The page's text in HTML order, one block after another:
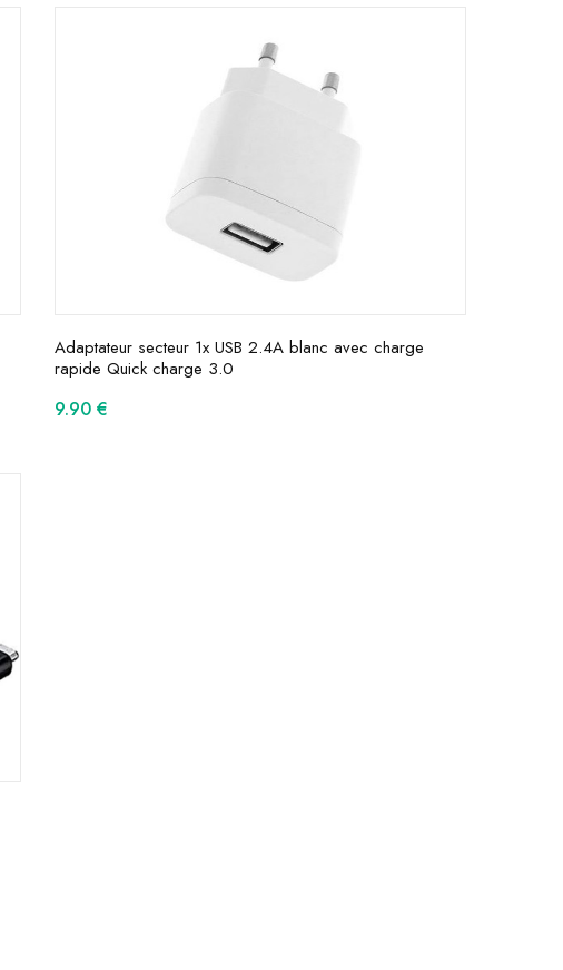
Adaptateur secteur 1x USB 2.4A blanc avec charge
rapide Quick charge 3.0
9.90 €